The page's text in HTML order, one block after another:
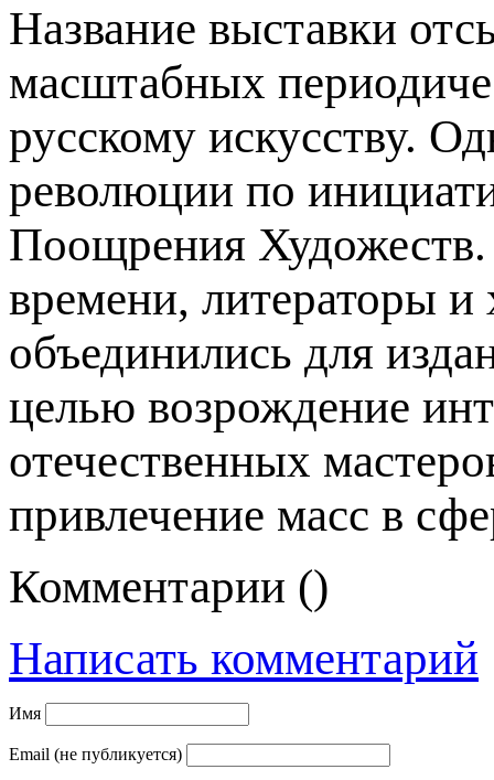
Название выставки
масштабных
русскому искусству.
революции по
Поощрения Художеств.
времени, литераторы
объединились для
целью возрождение
отечественных
привлечение масс в
Комментарии ()
Написать комментарий
Имя
Email (не публикуется)